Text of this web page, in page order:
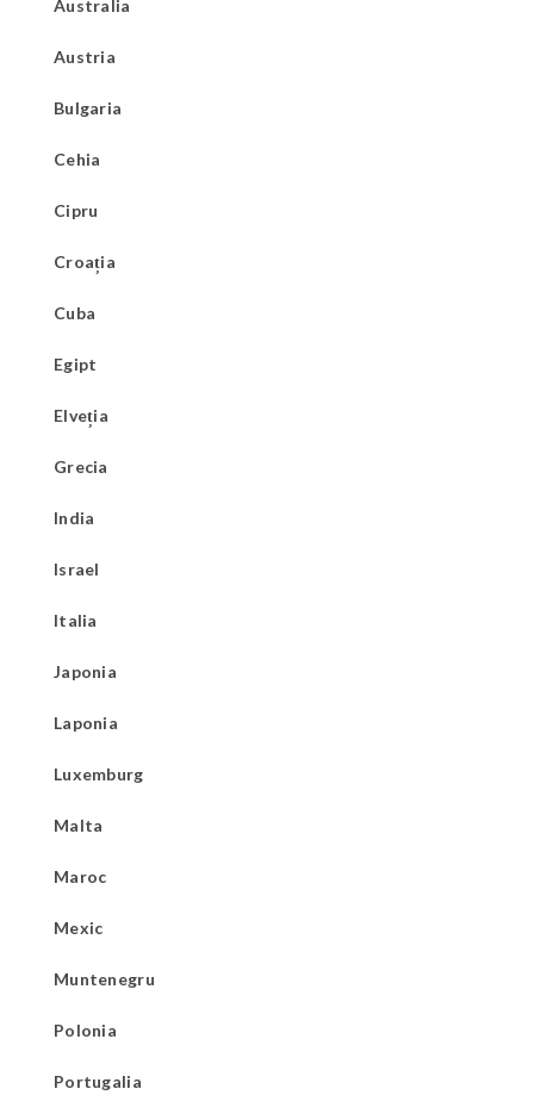
Australia
Austria
Bulgaria
Cehia
Cipru
Croația
Cuba
Egipt
Elveția
Grecia
India
Israel
Italia
Japonia
Laponia
Luxemburg
Malta
Maroc
Mexic
Muntenegru
Polonia
Portugalia